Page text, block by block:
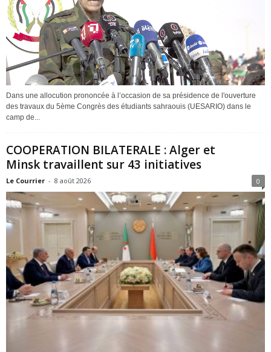
Dans une allocution prononcée à l’occasion de sa présidence de l'ouverture
des travaux du 5ème Congrès des étudiants sahraouis (UESARIO) dans le
camp de...
COOPERATION BILATERALE : Alger et
Minsk travaillent sur 43 initiatives
Le Courrier - 8 août 2026 0